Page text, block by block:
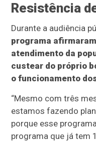
Resistência
Durante a audiência
programa
atendimento da
custear do próprio
o funcionamento
“Mesmo com três
estamos fazendo
porque esse
programa que já tem